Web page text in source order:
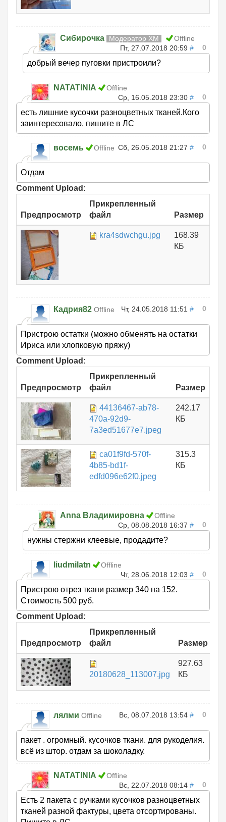
Сибирочка Модератор ХМ
Offline
Пт, 27.07.2018 20:59 # 0
добрый вечер пуговки пристроили?
NATATINIA
Offline
Ср, 16.05.2018 23:30 # 0
есть лишние кусочки разноцветных тканей.Кого
заинтересовало, пишите в ЛС
восемь Offline Сб, 26.05.2018 21:27 # 0
Отдам
Comment Upload:
Предпросмотр
Прикрепленный
файл
Размер
kra4sdwchgu.jpg
168.39
КБ
Кадрия82 Offline Чт, 24.05.2018 11:51 # 0
Пристрою остатки (можно обменять на остатки
Ириса или хлопковую пряжу)
Comment Upload:
Предпросмотр
Прикрепленный
файл
Размер
44136467-ab78-
470a-92d9-
7a3ed51677e7.jpeg
242.17
КБ
ca01f9fd-570f-
4b85-bd1f-
edfd096e62f0.jpeg
315.3
КБ
Anna Владимировна
Offline
Ср, 08.08.2018 16:37 # 0
нужны стержни клеевые, продадите?
liudmilatn
Offline
Чт, 28.06.2018 12:03 # 0
Пристрою отрез ткани размер 340 на 152.
Стоимость 500 руб.
Comment Upload:
Предпросмотр
Прикрепленный
файл
Размер
20180628_113007.jpg
927.63
КБ
лялми Offline Вс, 08.07.2018 13:54 # 0
пакет . огромный. кусочков ткани. для рукоделия.
всё из штор. отдам за шоколадку.
NATATINIA
Offline
Вс, 22.07.2018 08:14 # 0
Есть 2 пакета с ручками кусочков разноцветных
тканей разной фактуры, цвета отсортированы.